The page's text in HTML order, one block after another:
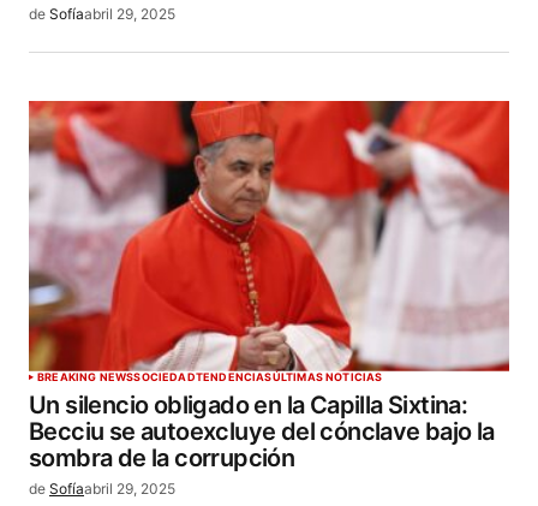
de Sofíaabril 29, 2025
BREAKING NEWSSOCIEDADTENDENCIASÚLTIMAS NOTICIAS
Un silencio obligado en la Capilla Sixtina:
Becciu se autoexcluye del cónclave bajo la
sombra de la corrupción
de Sofíaabril 29, 2025